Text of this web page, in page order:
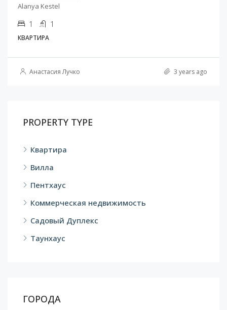
Alanya Kestel
1 1
КВАРТИРА
Анастасия Лучко 3 years ago
PROPERTY TYPE
Квартира
Вилла
Пентхаус
Коммерческая недвижимость
Садовый Дуплекс
Таунхаус
ГОРОДА